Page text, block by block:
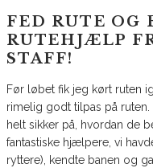
FED RUTE OG
RUTEHJÆLP
STAFF!
Før løbet fik jeg kørt ruten
rimelig godt tilpas på ruten.
helt sikker på, hvordan de
fantastiske hjælpere, vi
ryttere), kendte banen og